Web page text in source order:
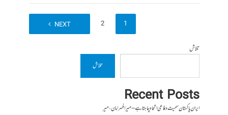
1
2
NEXT
تلاش
تلاش
Recent Posts
ایران پاکستان سمیت دفاعی اتحاد چاہتا ہے – میر افسر امان،میر